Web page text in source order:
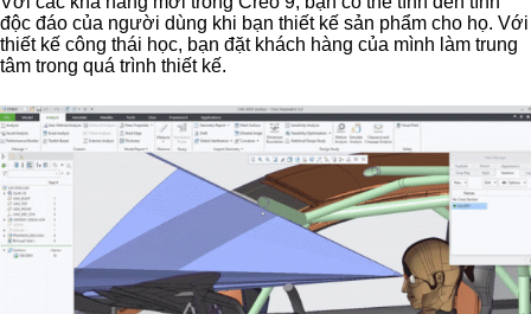
độc đáo của người dùng khi bạn thiết kế sản phẩm cho họ. Với
thiết kế công thái học, bạn đặt khách hàng của mình làm trung
tâm trong quá trình thiết kế.